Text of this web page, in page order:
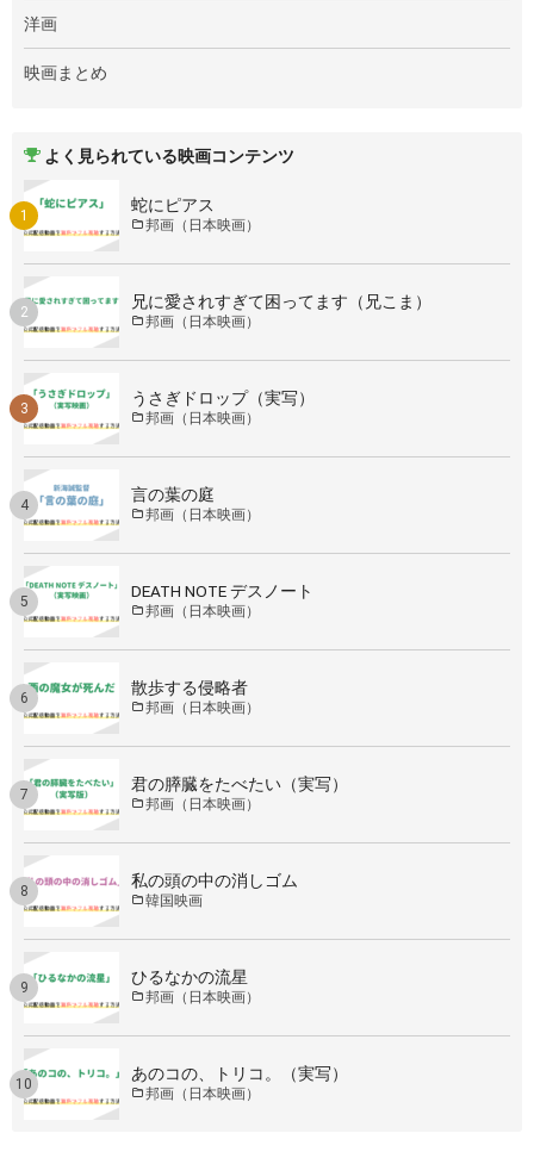
洋画
映画まとめ
よく見られている映画コンテンツ
蛇にピアス
邦画（日本映画）
兄に愛されすぎて困ってます（兄こま）
邦画（日本映画）
うさぎドロップ（実写）
邦画（日本映画）
言の葉の庭
邦画（日本映画）
DEATH NOTE デスノート
邦画（日本映画）
散歩する侵略者
邦画（日本映画）
君の膵臓をたべたい（実写）
邦画（日本映画）
私の頭の中の消しゴム
韓国映画
ひるなかの流星
邦画（日本映画）
あのコの、トリコ。（実写）
邦画（日本映画）